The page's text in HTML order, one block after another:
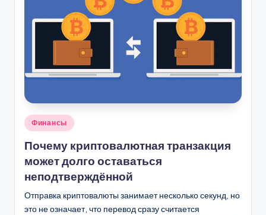
Опубликовано
Финансы
Почему криптовалютная транзакция
может долго оставаться
неподтверждённой
Отправка криптовалюты занимает несколько секунд, но
это не означает, что перевод сразу считается